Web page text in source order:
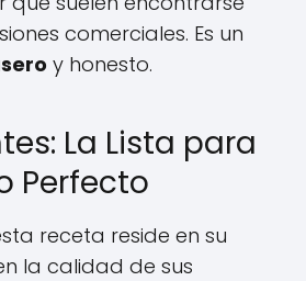
comerciales. Es un
y honesto.
La Lista para
Perfecto
receta reside en su
la calidad de sus